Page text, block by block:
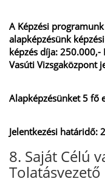
A Képzési
alapképzésünk
képzés díja:
Vasúti Vizsgaközpont
Alapképzésünket 5 fő
Jelentkezési határidő:
8. Saját Célú
Tolatásvezető